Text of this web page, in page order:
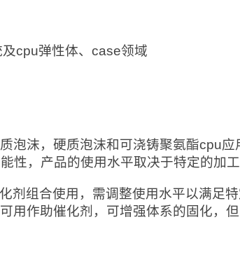
cpu弹性体、case领域
泡沫，硬质泡沫和可浇铸聚氨酯cpu应
性，产品的使用水平取决于特定的加工
剂组合使用，需调整使用水平以满足
用作助催化剂，可增强体系的固化，